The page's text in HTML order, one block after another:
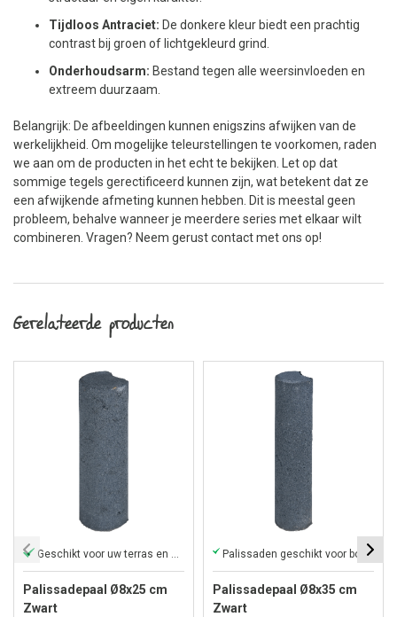
Tijdloos Antraciet: De donkere kleur biedt een prachtig
contrast bij groen of lichtgekleurd grind.
Onderhoudsarm: Bestand tegen alle weersinvloeden en
extreem duurzaam.
Belangrijk: De afbeeldingen kunnen enigszins afwijken van de
werkelijkheid. Om mogelijke teleurstellingen te voorkomen, raden
we aan om de producten in het echt te bekijken. Let op dat
sommige tegels gerectificeerd kunnen zijn, wat betekent dat ze
een afwijkende afmeting kunnen hebben. Dit is meestal geen
probleem, behalve wanneer je meerdere series met elkaar wilt
combineren. Vragen? Neem gerust contact met ons op!
Gerelateerde producten
Geschikt voor uw terras en oprit!
Palissadepaal Ø8x25 cm
Zwart
Palissaden geschikt voor borders en hoogteverschillen
Palissadepaal Ø8x35 cm
Zwart